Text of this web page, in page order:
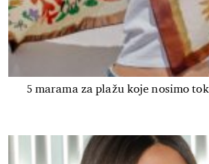
5 marama za plažu koje nosimo